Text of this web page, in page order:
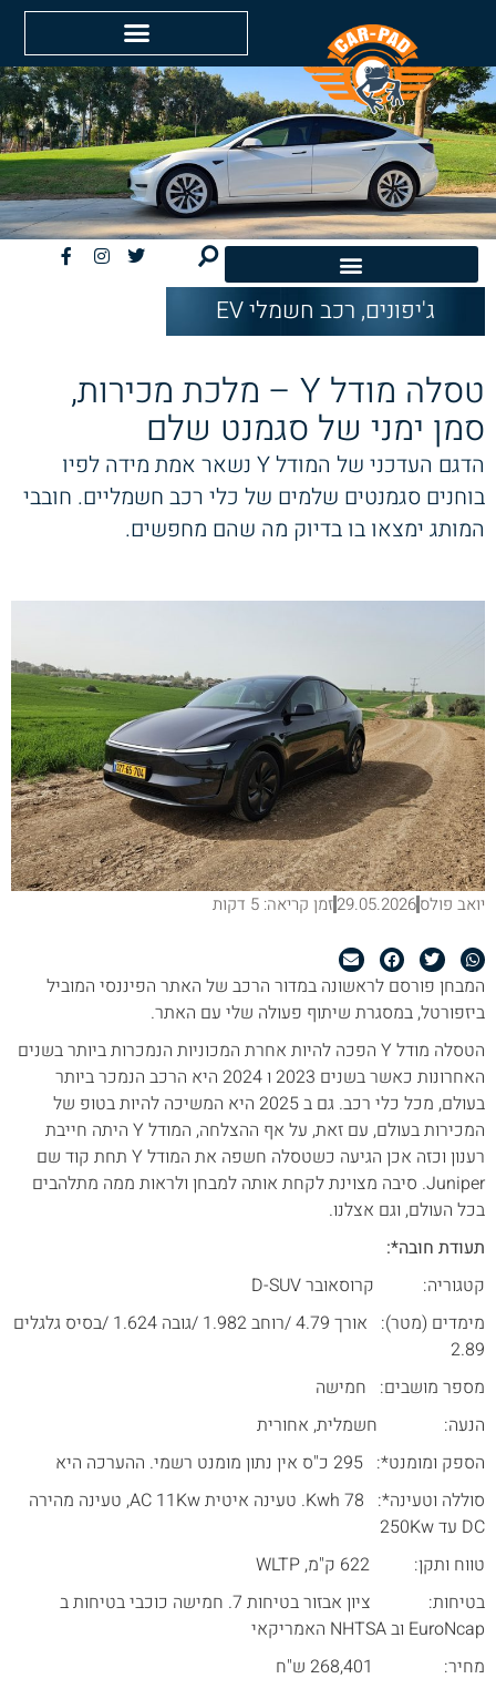
ג'יפונים,רכב חשמלי EV
טסלה מודל Y – מלכת מכירות,
סמן ימני של סגמנט שלם
הדגם העדכני של המודל Y נשאר אמת מידה לפיו
בוחנים סגמנטים שלמים של כלי רכב חשמליים. חובבי
המותג ימצאו בו בדיוק מה שהם מחפשים.
יואב פולס29.05.2026זמן קריאה: 5 דקות
המבחן פורסם לראשונה במדור הרכב של האתר הפיננסי המוביל
ביזפורטל, במסגרת שיתוף פעולה שלי עם האתר.
הטסלה מודל Y הפכה להיות אחרת המכוניות הנמכרות ביותר בשנים
האחרונות כאשר בשנים 2023 ו 2024 היא הרכב הנמכר ביותר
בעולם, מכל כלי רכב. גם ב 2025 היא המשיכה להיות בטופ של
המכירות בעולם, עם זאת, על אף ההצלחה, המודל Y היתה חייבת
רענון וכזה אכן הגיעה כשטסלה חשפה את המודל Y תחת קוד שם
Juniper. סיבה מצוינת לקחת אותה למבחן ולראות ממה מתלהבים
בכל העולם, וגם אצלנו.
תעודת חובה*:
קטגוריה: קרוסאובר D-SUV
מימדים (מטר): אורך 4.79 /רוחב 1.982 /גובה 1.624 /בסיס גלגלים
2.89
מספר מושבים: חמישה
הנעה: חשמלית, אחורית
הספק ומומנט*: 295 כ"ס אין נתון מומנט רשמי. ההערכה היא
סוללה וטעינה*: 78 Kwh. טעינה איטית AC 11Kw, טעינה מהירה
DC עד 250Kw
טווח ותקן: 622 ק"מ, WLTP
בטיחות: ציון אבזור בטיחות 7. חמישה כוכבי בטיחות ב
EuroNcap וב NHTSA האמריקאי
מחיר: 268,401 ש"ח